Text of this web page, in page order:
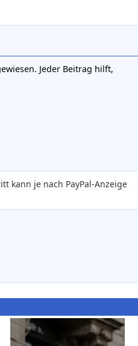
Jeder Beitrag hilft,
kann je nach PayPal-Anzeige